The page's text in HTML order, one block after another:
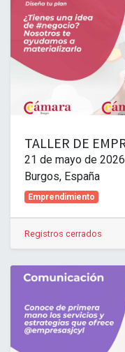
21 de mayo de 2026
Burgos, España
Emprendimiento
Registros cerrados